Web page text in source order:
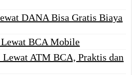
DANA Bisa Gratis Biaya
BCA Mobile
ATM BCA, Praktis dan